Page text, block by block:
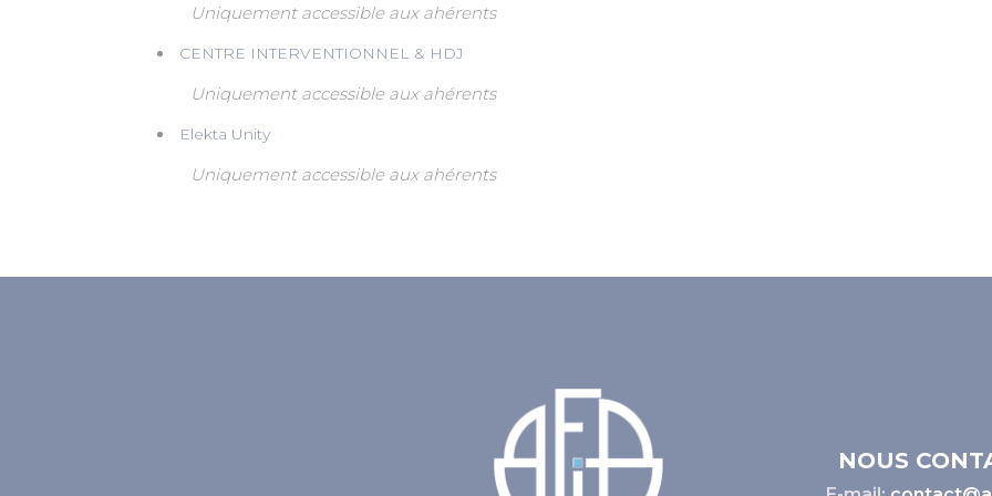
Uniquement accessible aux ahérents
CENTRE INTERVENTIONNEL & HDJ
Uniquement accessible aux ahérents
Elekta Unity
Uniquement accessible aux ahérents
NOUS